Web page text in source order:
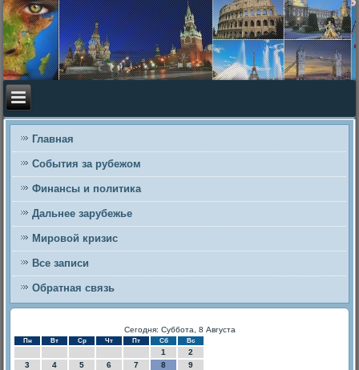
Главная
События за рубежом
Финансы и политика
Дальнее зарубежье
Мировой кризис
Все записи
Обратная связь
Сегодня: Суббота, 8 Августа
Пн Вт Ср Чт Пт Сб Вс
1
2
3
4 5 6 7 8
9